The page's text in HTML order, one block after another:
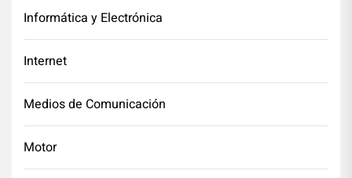
Informática y Electrónica
Internet
Medios de Comunicación
Motor